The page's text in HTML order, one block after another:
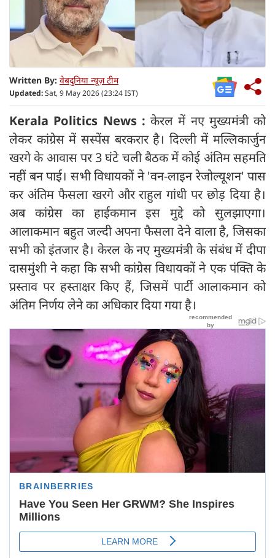
Written By: वेबदुनिया न्यूज़ टीम
Updated:Sat, 9 May 2026 (23:24 IST)
Kerala Politics News : केरल में नए मुख्यमंत्री को
लेकर कांग्रेस में सस्पेंस बरकरार है। दिल्ली में मल्लिकार्जुन
खरगे के आवास पर 3 घंटे चली बैठक में कोई अंतिम सहमति
नहीं बन पाई। सभी विधायकों ने 'वन-लाइन रेजोल्यूशन' पास
कर अंतिम फैसला खरगे और राहुल गांधी पर छोड़ दिया है।
अब कांग्रेस का हाईकमान इस मुद्दे को सुलझाएगा।
आलाकमान बहुत जल्दी अपना फैसला देने वाला है, जिसका
सभी को इंतजार है। केरल के नए मुख्यमंत्री के संबंध में दीपा
दासमुंशी ने कहा कि सभी कांग्रेस विधायकों ने एक पंक्ति के
प्रस्ताव पर हस्ताक्षर किए हैं, जिसमें पार्टी आलाकमान को
अंतिम निर्णय लेने का अधिकार दिया गया है।